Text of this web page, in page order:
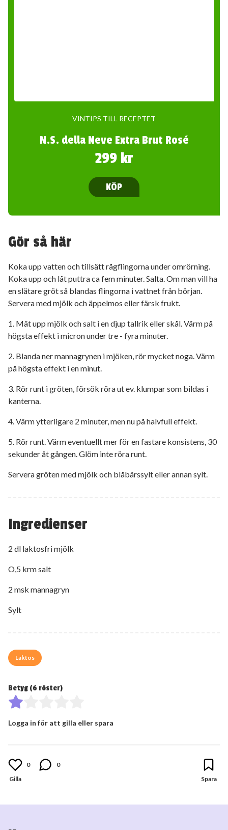
Ingredienser
2 dl laktosfri mjölk
O,5 krm salt
2 msk mannagryn
Sylt
VINTIPS TILL RECEPTET
N.S. della Neve Extra Brut Rosé
299 kr
KÖP
Gör så här
Koka upp vatten och tillsätt rågflingorna under omrörning.
Koka upp och låt puttra ca fem minuter. Salta. Om man vill ha
en slätare gröt så blandas flingorna i vattnet från början.
Servera med mjölk och äppelmos eller färsk frukt.
1. Mät upp mjölk och salt i en djup tallrik eller skål. Värm på
högsta effekt i micron under tre - fyra minuter.
2. Blanda ner mannagrynen i mjöken, rör mycket noga. Värm
på högsta effekt i en minut.
3. Rör runt i gröten, försök röra ut ev. klumpar som bildas i
kanterna.
4. Värm ytterligare 2 minuter, men nu på halvfull effekt.
5. Rör runt. Värm eventuellt mer för en fastare konsistens, 30
sekunder åt gången. Glöm inte röra runt.
Servera gröten med mjölk och blåbärssylt eller annan sylt.
Laktos
Betyg (6 röster)
Logga in för att gilla eller spara
0 0